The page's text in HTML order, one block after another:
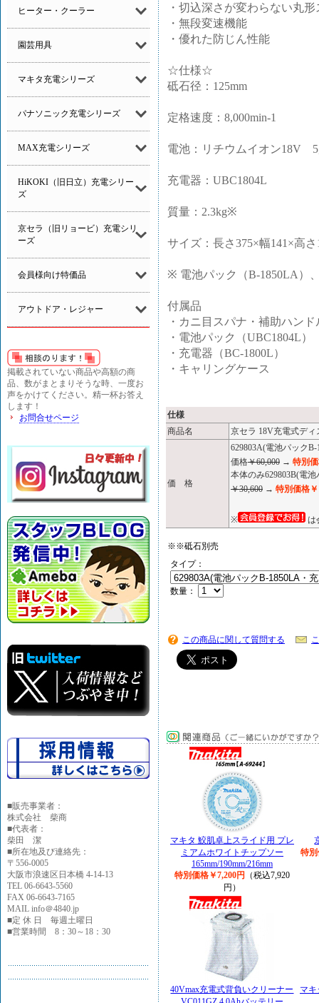
ヒーター・クーラー
園芸用具
マキタ充電シリーズ
パナソニック充電シリーズ
MAX充電シリーズ
HiKOKI（旧日立）充電シリー
ズ
京セラ（旧リョービ）充電シリ
ーズ
会員様向け特価品
アウトドア・レジャー
掲載されていない商品や高額の商
品、数がまとまりそうな時、一度お
声をかけてください。精一杯お答え
します！
お問合せページ
■販売事業者：
株式会社 柴商
■代表者：
柴田 潔
■所在地及び連絡先：
〒556-0005
大阪市浪速区日本橋 4-14-13
TEL 06-6643-5560
FAX 06-6643-7165
MAIL info＠4840.jp
■定 休 日 毎週土曜日
■営業時間 8：30～18：30
・切込深さが変わらない丸
・無段変速機能
・優れた防じん性能
☆仕様☆
砥石径：125mm
定格速度：8,000min-1
電池：リチウムイオン18V
充電器：UBC1804L
質量：2.3kg※
サイズ：長さ375×幅141×高
※ 電池パック（B-1850LA）
付属品
・カニ目スパナ・補助ハンド
・電池パック（UBC1804L）
・充電器（BC-1800L）
・キャリングケース
仕様
商品名
京セラ 18V充電式デ
価 格
629803A(電池パック
価格￥60,000 → 特別
本体のみ629803B(電
￥30,600 → 特別価格￥
※ は
※※砥石別売
タイプ：
数量：
この商品に関して質問する
マキタ 鮫肌卓上スライド用 プレ
ミアムホワイトチップソー
165mm/190mm/216mm
特別価格￥7,200円
（税込7,920
円）
特別
40Vmax充電式背負いクリーナー
マキ